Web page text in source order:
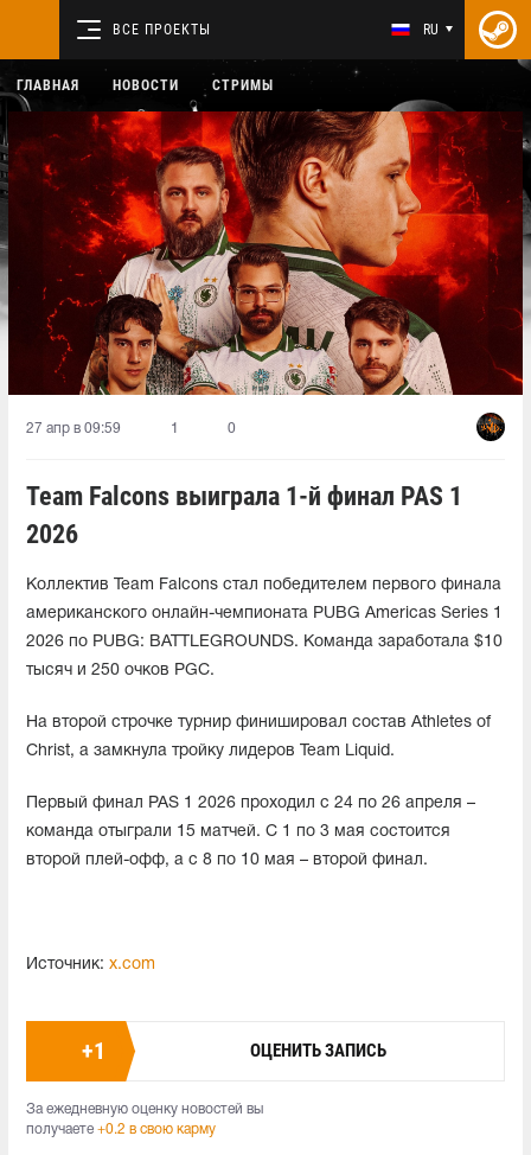
ВСЕ ПРОЕКТЫ RU
ГЛАВНАЯ НОВОСТИ СТРИМЫ
27 апр в 09:59 1 0
Team Falcons выиграла 1-й финал PAS 1
2026
Коллектив Team Falcons стал победителем первого финала
американского онлайн-чемпионата PUBG Americas Series 1
2026 по PUBG: BATTLEGROUNDS. Команда заработала $10
тысяч и 250 очков PGC.
На второй строчке турнир финишировал состав Athletes of
Christ, а замкнула тройку лидеров Team Liquid.
Первый финал PAS 1 2026 проходил с 24 по 26 апреля –
команда отыграли 15 матчей. С 1 по 3 мая состоится
второй плей-офф, а с 8 по 10 мая – второй финал.
Источник: x.com
+1 ОЦЕНИТЬ ЗАПИСЬ
За ежедневную оценку новостей вы
получаете +0.2 в свою карму